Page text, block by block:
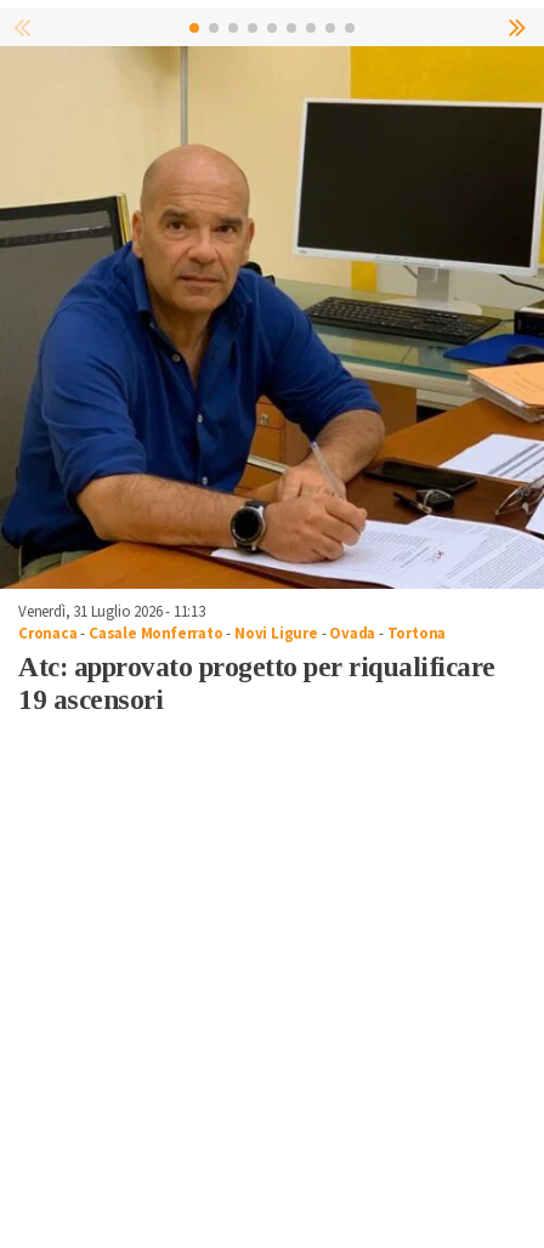
Venerdì, 31 Luglio 2026 - 11:13
Cronaca- Casale Monferrato- Novi Ligure -Ovada - Tortona
Atc: approvato progetto per riqualificare
19 ascensori